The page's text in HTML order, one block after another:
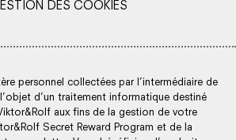
DES COOKIES
personnel collectées par l’intermédiaire de
d’un traitement informatique destiné
aux fins de la gestion de votre
Secret Reward Program et de la